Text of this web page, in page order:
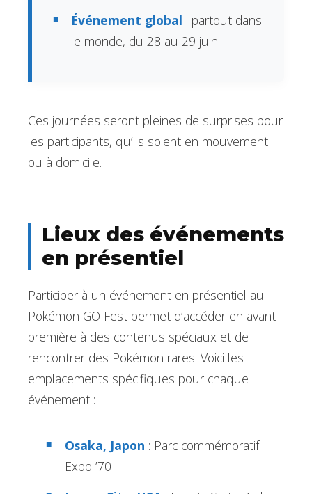
Événement global : partout dans
le monde, du 28 au 29 juin
Ces journées seront pleines de surprises pour
les participants, qu’ils soient en mouvement
ou à domicile.
Lieux des événements
en présentiel
Participer à un événement en présentiel au
Pokémon GO Fest permet d’accéder en avant-
première à des contenus spéciaux et de
rencontrer des Pokémon rares. Voici les
emplacements spécifiques pour chaque
événement :
Osaka, Japon : Parc commémoratif
Expo ’70